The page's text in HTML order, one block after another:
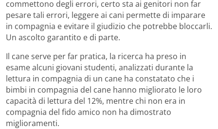
commettono degli errori, certo sta ai genitori non far
pesare tali errori, leggere ai cani permette di imparare
in compagnia e evitare il giudizio che potrebbe bloccarli.
Un ascolto garantito e di parte.
Il cane serve per far pratica, la ricerca ha preso in
esame alcuni giovani studenti, analizzati durante la
lettura in compagnia di un cane ha constatato che i
bimbi in compagnia del cane hanno migliorato le loro
capacità di lettura del 12%, mentre chi non era in
compagnia del fido amico non ha dimostrato
miglioramenti.